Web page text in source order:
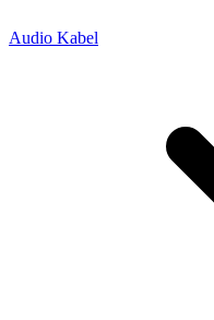
Audio Kabel